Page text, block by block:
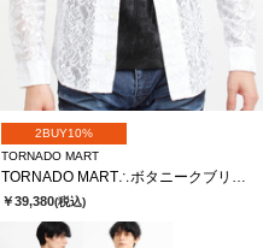
2BUY10%
TORNADO MART
TORNADO MART∴ボタニークブリリオシャツ
￥39,380(税込)